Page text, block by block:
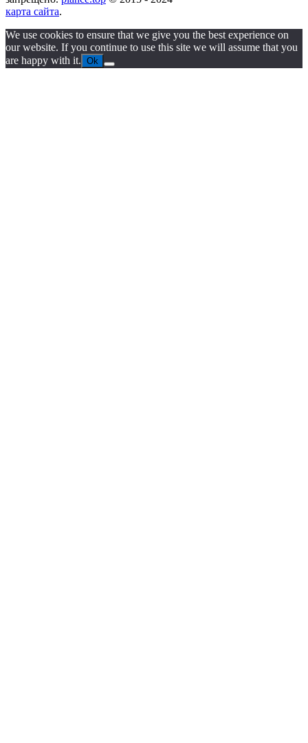
карта сайта.
We use cookies to ensure that we give you the best experience on
our website. If you continue to use this site we will assume that you
are happy with it. Ok